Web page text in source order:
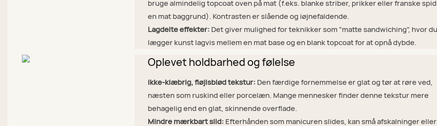
bruge almindelig topcoat oven på mat (f.eks. blanke striber, prikker eller franske
en mat baggrund). Kontrasten er slående og iøjnefaldende.
Lagdelte effekter: Det giver mulighed for teknikker som "matte sandwiching", hvor du
lægger kunst lagvis mellem en mat base og en blank topcoat for at opnå dybde.
Oplevet holdbarhed og følelse
Ikke-klæbrig, fløjlsblød tekstur: Den færdige fornemmelse er glat og tør at røre ved,
næsten som ruskind eller porcelæn. Mange mennesker finder denne tekstur mere
behagelig end en glat, skinnende overflade.
Mindre mærkbart slid: Efterhånden som manicuren slides, kan små afskalninger